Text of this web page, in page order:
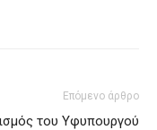
Επόμενο άρθρο
του Υφυπουργού